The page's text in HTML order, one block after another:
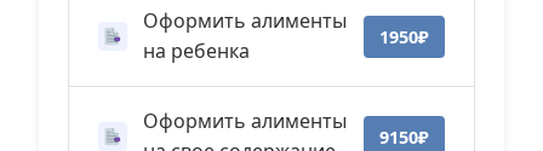
Оформить алименты
на ребенка
1950₽
Оформить алименты
9150₽